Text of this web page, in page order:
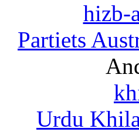
hizb-
Partiets
Urdu